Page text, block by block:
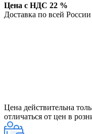
Цена с НДС 22 %
Доставка по всей России
Цена действительна
отличаться от цен в